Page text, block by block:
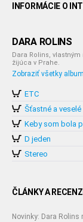
INFORMÁCIE O
DARA ROLINS
Dara Rolins,
žijúca v Prahe.
Zobraziť všetky
ETC
Šťastné a veselé
D jeden
Stereo
ČLÁNKY A
Novinky: Dara Rolins